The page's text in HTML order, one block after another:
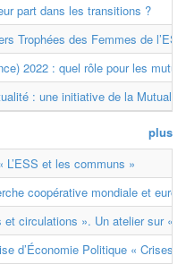
part dans les transitions ?
Trophées des Femmes de
2022 : quel rôle pour les
: une initiative de la
plus
et les communs »
coopérative mondiale et
et circulations ». Un atelier sur «
d’Économie Politique « Crises